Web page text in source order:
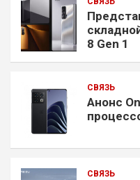
8 Gen 1
СВЯЗЬ
Анонс
СВЯЗЬ